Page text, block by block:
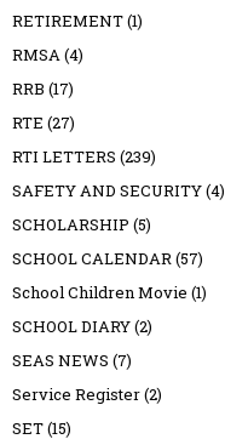
RETIREMENT(1)
RMSA(4)
RRB (17)
RTE (27)
RTI LETTERS (239)
SAFETY AND SECURITY(4)
SCHOLARSHIP (5)
SCHOOL CALENDAR(57)
School Children Movie (1)
SCHOOL DIARY(2)
SEAS NEWS (7)
Service Register(2)
SET(15)